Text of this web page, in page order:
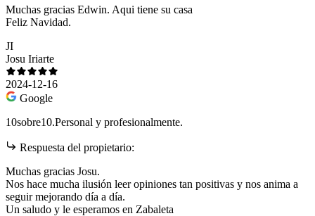
Muchas gracias Edwin. Aqui tiene su casa
Feliz Navidad.
JI
Josu Iriarte
2024-12-16
Google
10sobre10.Personal y profesionalmente.
Respuesta del propietario:
Muchas gracias Josu.
Nos hace mucha ilusión leer opiniones tan positivas y nos anima a
seguir mejorando día a día.
Un saludo y le esperamos en Zabaleta